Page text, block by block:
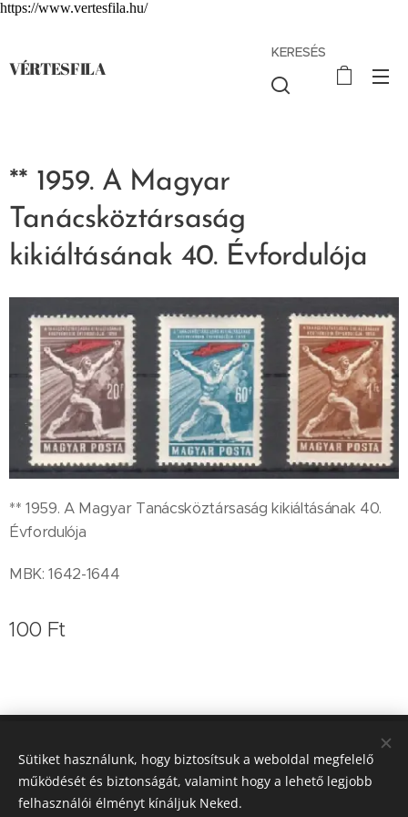
https://www.vertesfila.hu/
VÉRTESFILA
KERESÉS
** 1959. A Magyar
Tanácsköztársaság
kikiáltásának 40. Évfordulója
** 1959. A Magyar Tanácsköztársaság kikiáltásának 40.
Évfordulója
MBK: 1642-1644
100 Ft
Koleszár Zoltán bélyegkereskedő
0620/9364-757 Sütik
Sütiket használunk, hogy biztosítsuk a weboldal megfelelő
működését és biztonságát, valamint hogy a lehető legjobb
felhasználói élményt kínáljuk Neked.